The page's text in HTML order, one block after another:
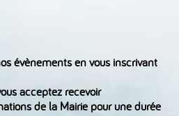
évènements en vous inscrivant
acceptez recevoir
de la Mairie pour une durée